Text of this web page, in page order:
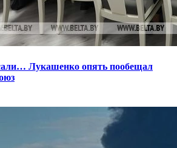
Лукашенко опять пообещал